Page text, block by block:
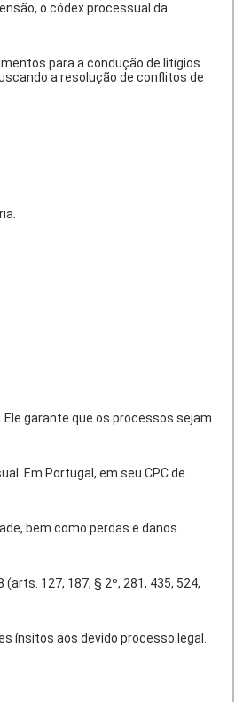
o códex processual da
para a condução de litígios
a resolução de conflitos de
garante que os processos sejam
Em Portugal, em seu CPC de
bem como perdas e danos
127, 187, § 2º, 281, 435, 524,
ínsitos aos devido processo legal.